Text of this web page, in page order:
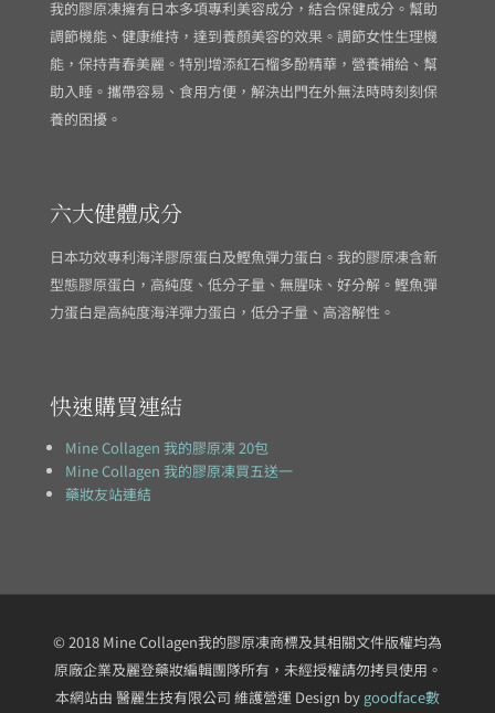
我的膠原凍擁有日本多項專利美容成分，結合保健成分。幫助
調節機能、健康維持，達到養顏美容的效果。調節女性生理機
能，保持青春美麗。特別增添紅石榴多酚精華，營養補給、幫
助入睡。攜帶容易、食用方便，解決出門在外無法時時刻刻保
養的困擾。
六大健體成分
日本功效專利海洋膠原蛋白及鰹魚彈力蛋白。我的膠原凍含新
型態膠原蛋白，高純度、低分子量、無腥味、好分解。鰹魚彈
力蛋白是高純度海洋彈力蛋白，低分子量、高溶解性。
快速購買連結
Mine Collagen 我的膠原凍 20包
Mine Collagen 我的膠原凍買五送一
藥妝友站連結
© 2018 Mine Collagen我的膠原凍商標及其相關文件版權均為
原廠企業及麗登藥妝編輯團隊所有，未經授權請勿拷貝使用。
本網站由 醫麗生技有限公司 維護營運 Design by goodface數